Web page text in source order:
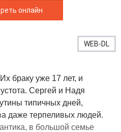
онлайн
WEB-DL
браку уже 17 лет, и
Сергей и Надя
типичных дней,
даже терпеливых людей.
в большой семье